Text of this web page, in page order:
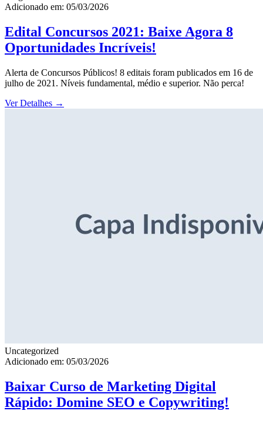
Adicionado em: 05/03/2026
Edital Concursos 2021: Baixe Agora 8
Oportunidades Incríveis!
Alerta de Concursos Públicos! 8 editais foram publicados em 16 de
julho de 2021. Níveis fundamental, médio e superior. Não perca!
Ver Detalhes →
Uncategorized
Adicionado em: 05/03/2026
Baixar Curso de Marketing Digital
Rápido: Domine SEO e Copywriting!